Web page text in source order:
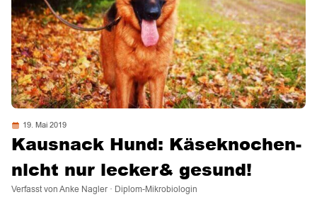
19. Mai 2019
Kausnack Hund: Käseknochen-
nicht nur lecker& gesund!
Verfasst von Anke Nagler · Diplom-Mikrobiologin